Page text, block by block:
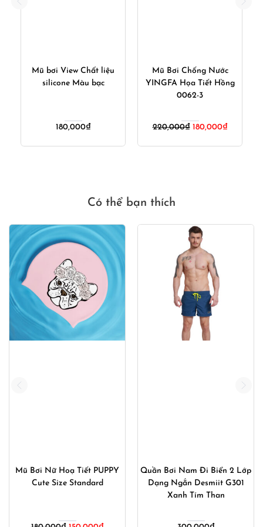
Mũ bơi View Chất liệu
silicone Màu bạc
180,000₫
Mũ Bơi Chống Nước
YINGFA Họa Tiết Hồng
0062-3
220,000₫ Giá
180,000₫Giá
Có thể bạn thích
Mũ Bơi Nữ Hoạ Tiết PUPPY
Cute Size Standard
Quần Bơi Nam Đi Biển 2 Lớp
Dạng Ngắn Desmiit G301
Xanh Tím Than